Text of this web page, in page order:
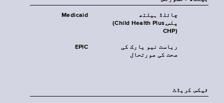
Medicaid
چائلڈ ہیلتھ
پلس‎(Child Health Plus,
CHP)‎
EPIC
ریاست نیو یارک کی
صحت کی صورتحال
ٹیکس کریڈٹ